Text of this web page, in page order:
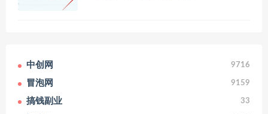
中创网 9716
冒泡网 9159
搞钱副业 33